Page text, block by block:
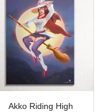
Akko Riding High